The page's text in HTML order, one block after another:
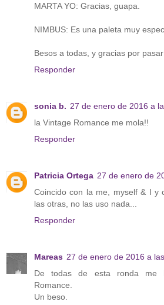
MARTA YO: Gracias, guapa.
NIMBUS: Es una paleta muy
Besos a todas, y gracias por
Responder
sonia b. 27 de enero de 2016 a
la Vintage Romance me mola!!
Responder
Patricia Ortega 27 de enero de
Coincido con la me, myself & I y
las otras, no las uso nada...
Responder
Mareas 27 de enero de 2016 a
De todas de esta ronda me
Romance.
Un beso.